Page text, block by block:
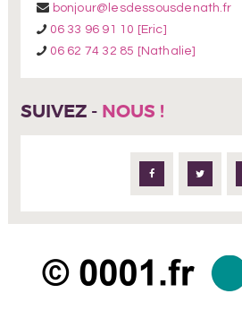
bonjour@lesdessousdenath.fr
06 33 96 91 10 [Eric]
06 62 74 32 85 [Nathalie]
SUIVEZ - NOUS !